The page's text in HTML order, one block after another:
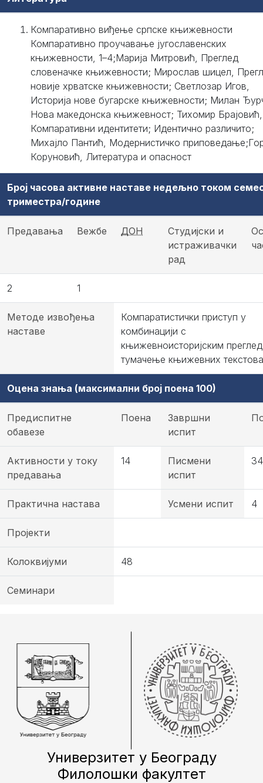
Компаративно виђење српске књижевности
Компаративно проучавање југославенских
књижевности, 1–4;Марија Митровић, Преглед
словеначке књижевности; Мирослав шицел,
новије хрватске књижевности; Светлозар Игов,
Историја нове бугарске књижевности; Милан
Нова македонска књижевност; Тихомир Брајовић,
Компаративни идентитети; Идентично различито;
Михајло Пантић, Модернистичко
Коруновић, Литература и опасност
Број часова активне наставе недељно током
триместра/године
Предавања Вежбе ДОН
Студијски и
истраживачки
рад
2 1
Методе извођења
наставе
Компаратистички приступ у
комбинацији с
књижевноисторијским
тумачење књижевних текстова
Оцена знања (максимални број поена 100)
Предиспитне
обавезе
Поена
Завршни
испит
Активности у току
предавања
14
Писмени
испит
34
Практична настава Усмени испит 4
Пројекти
Колоквијуми 48
Семинари
Универзитет у Београду
Филолошки факултет